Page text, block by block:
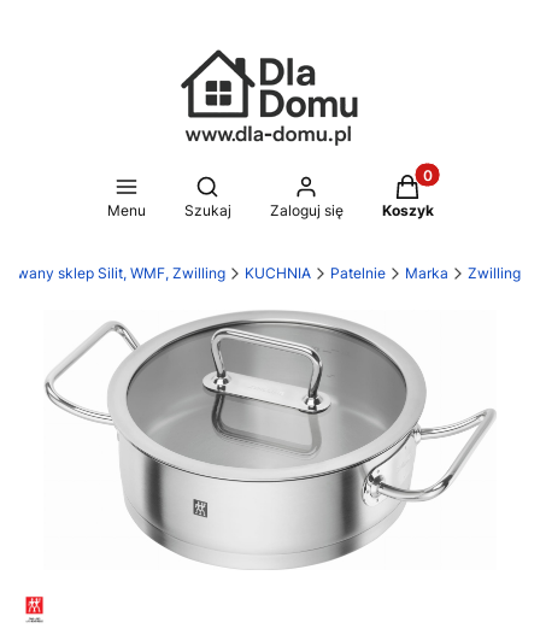
Menu
Otwórz wyszukiwarkę
Szukaj Zaloguj się
Produkty w
Koszyk
sklep Silit, WMF, Zwilling KUCHNIA Patelnie Marka Zwilling